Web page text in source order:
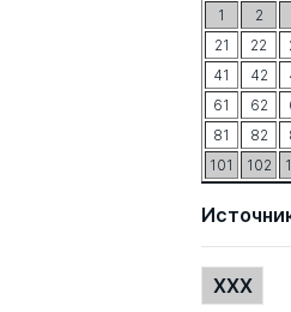
1 2
21
22
41
42
61
62
81
82
101
102
XXX